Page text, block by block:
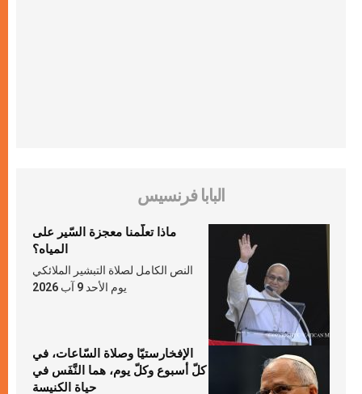
البابا فرنسيس
ماذا تعلّمنا معجزة السّير على
المياه؟
النص الكامل لصلاة التبشير الملائكي
يوم الأحد 9 آب 2026
الإفخارستيّا وصلاة السّاعات، في
كلّ أسبوع وكلّ يوم، هما النَّفَس في
حياة الكنيسة